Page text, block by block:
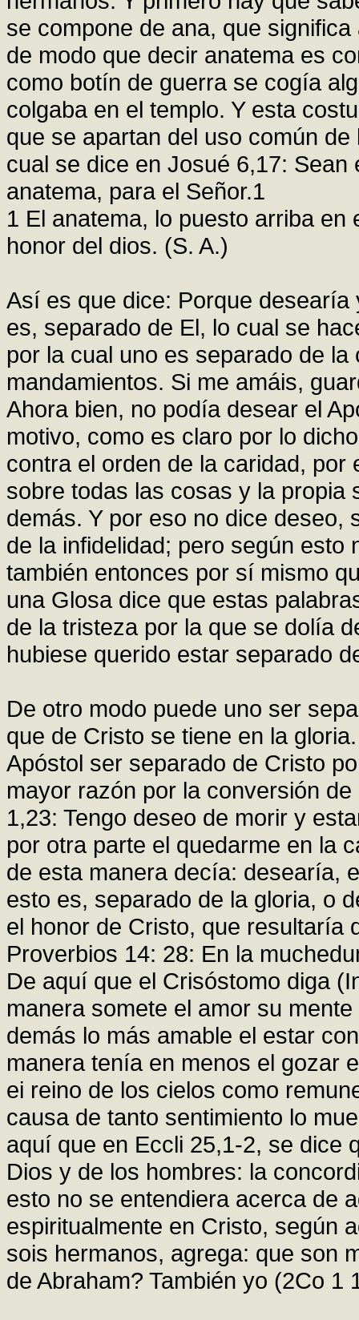
se compone de ana, que
de modo que decir anatema es
como botín de guerra se cogía
colgaba en el templo. Y esta
que se apartan del uso común
cual se dice en Josué 6,17:
anatema, para el Señor.1
1 El anatema, lo puesto arriba
honor del dios. (S. A.)
Así es que dice: Porque
es, separado de El, lo cual se
por la cual uno es separado de
mandamientos. Si me amáis,
Ahora bien, no podía desear el
motivo, como es claro por lo
contra el orden de la caridad, por
sobre todas las cosas y la propia
demás. Y por eso no dice deseo,
de la infidelidad; pero según esto
también entonces por sí mismo
una Glosa dice que estas
de la tristeza por la que se dolía
hubiese querido estar separado
De otro modo puede uno ser
que de Cristo se tiene en la
Apóstol ser separado de Cristo
mayor razón por la conversión
1,23: Tengo deseo de morir y
por otra parte el quedarme en la
de esta manera decía: desearía,
esto es, separado de la gloria, o
el honor de Cristo, que resultaría
Proverbios 14: 28: En la
De aquí que el Crisóstomo diga
manera somete el amor su
demás lo más amable el estar
manera tenía en menos el gozar
ei reino de los cielos como
causa de tanto sentimiento lo
aquí que en Eccli 25,1-2, se dice
Dios y de los hombres: la
esto no se entendiera acerca de
espiritualmente en Cristo, según
sois hermanos, agrega: que son
de Abraham? También yo (2Co 1